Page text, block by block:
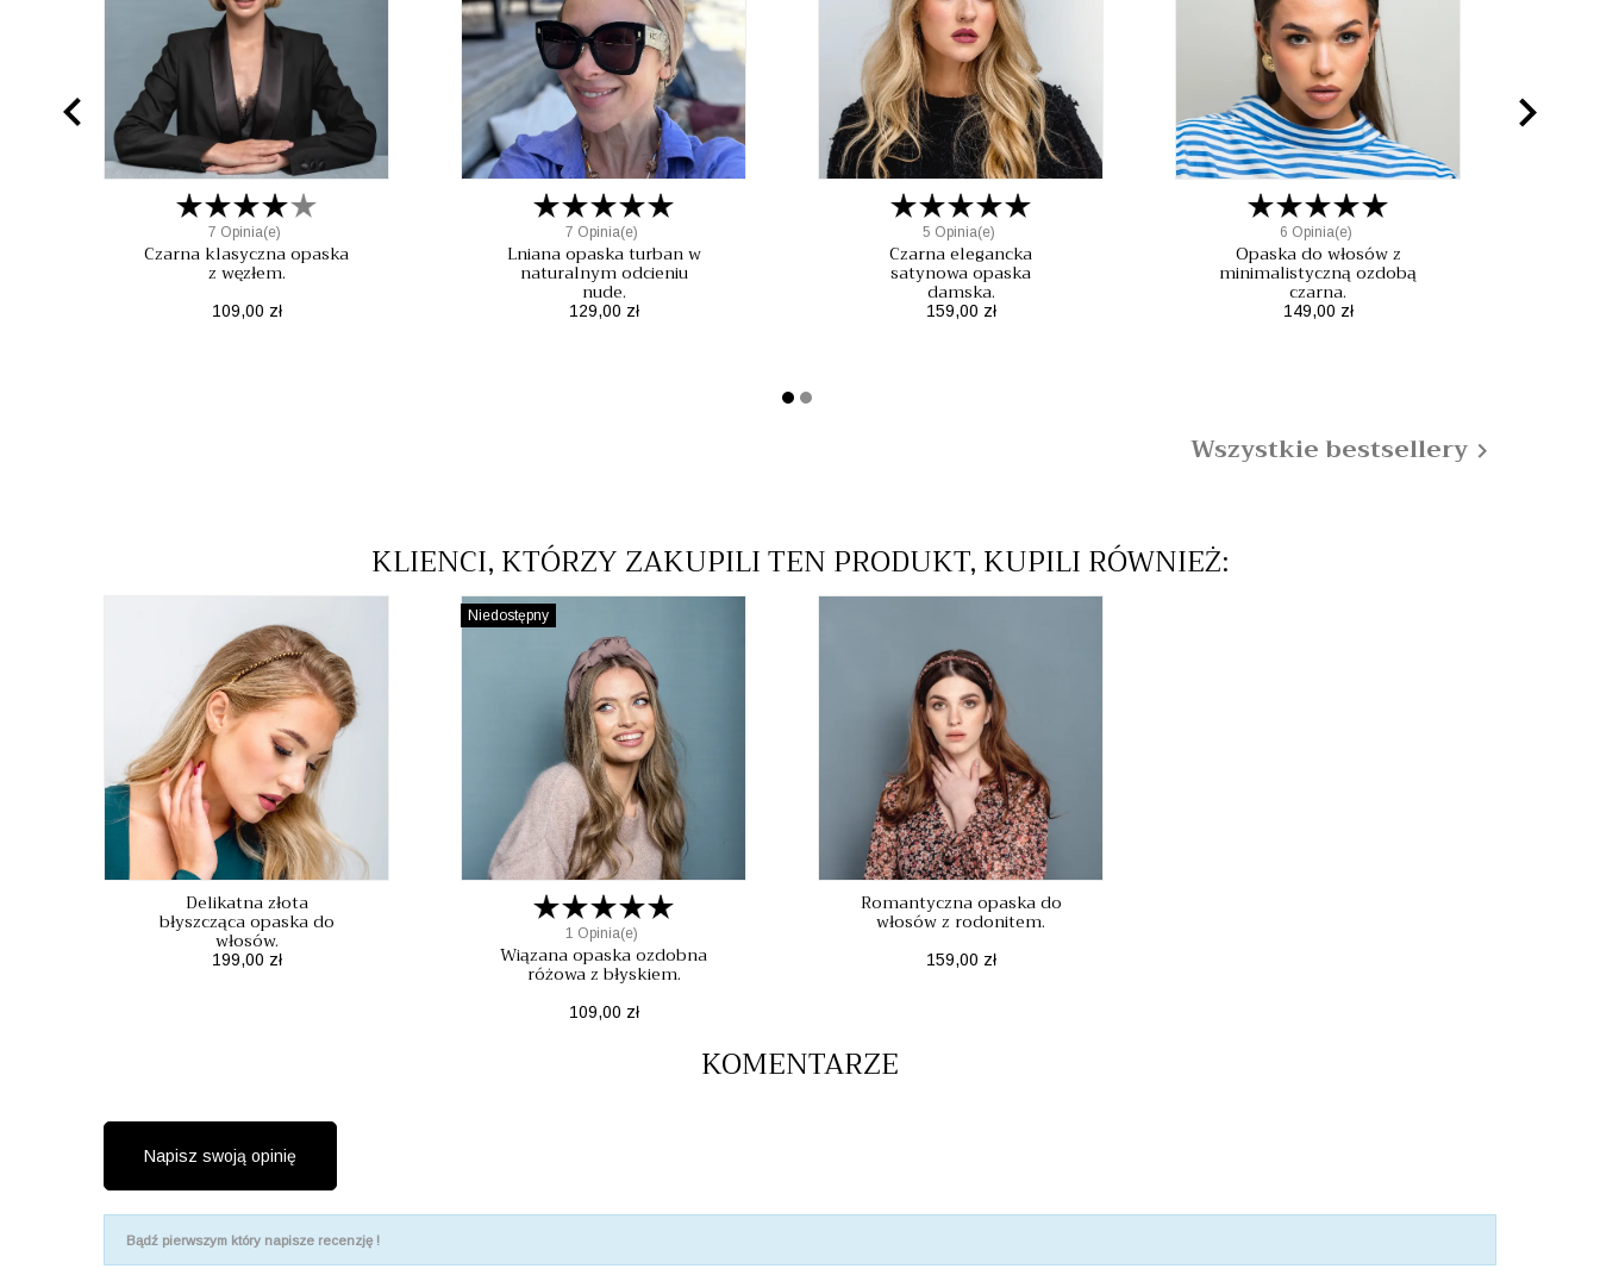
7 Opinia(e)
Czarna klasyczna opaska
z węzłem.
Cena
109,00 zł
7 Opinia(e)
Lniana opaska turban w
naturalnym odcieniu
nude.
Cena
129,00 zł
5 Opinia(e)
Czarna elegancka
satynowa opaska
damska.
Cena
159,00 zł
6 Opinia(e)
Opaska do włosów z
minimalistyczną ozdobą
czarna.
Cena
149,00 zł
 
Wszystkie bestsellery 
KLIENCI, KTÓRZY ZAKUPILI TEN PRODUKT, KUPILI RÓWNIEŻ:
Delikatna złota
błyszcząca opaska do
włosów.
Cena
199,00 zł
1 Opinia(e)
Wiązana opaska ozdobna
różowa z błyskiem.
Cena
109,00 zł
Niedostępny
Romantyczna opaska do
włosów z rodonitem.
Cena
159,00 zł
KOMENTARZE
Napisz swoją opinię
Bądź pierwszym który napisze recenzję !